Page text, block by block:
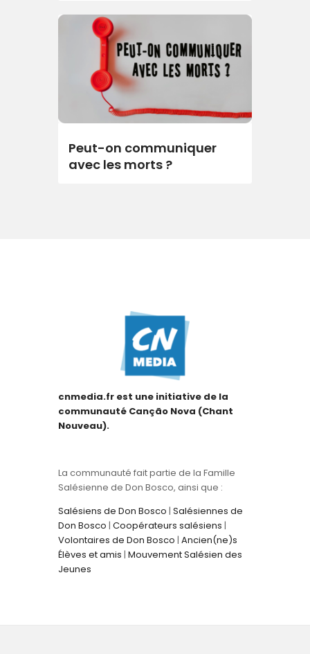
Peut-on communiquer
avec les morts ?
cnmedia.fr est une initiative de la
communauté Canção Nova (Chant
Nouveau).
La communauté fait partie de la Famille
Salésienne de Don Bosco, ainsi que :
Salésiens de Don Bosco | Salésiennes de
Don Bosco | Coopérateurs salésiens |
Volontaires de Don Bosco | Ancien(ne)s
Élèves et amis | Mouvement Salésien des
Jeunes